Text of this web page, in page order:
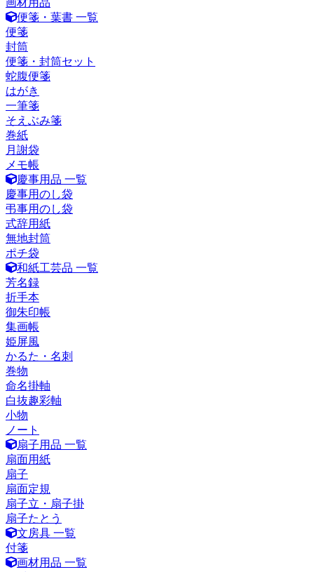
便箋・葉書 一覧
便箋
封筒
便箋・封筒セット
蛇腹便箋
はがき
一筆箋
そえぶみ箋
巻紙
月謝袋
メモ帳
慶事用品 一覧
慶事用のし袋
弔事用のし袋
式辞用紙
無地封筒
ポチ袋
和紙工芸品 一覧
芳名録
折手本
御朱印帳
集画帳
姫屏風
かるた・名刺
巻物
命名掛軸
白抜趣彩軸
小物
ノート
扇子用品 一覧
扇面用紙
扇子
扇面定規
扇子立・扇子掛
扇子たとう
文房具 一覧
付箋
画材用品 一覧